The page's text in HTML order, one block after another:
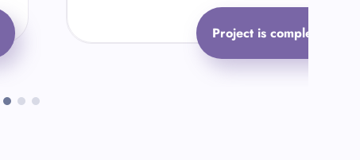
mücadeleye dikkat çeken bir gün var: 15 Şubat
Çocukluk Çağı Kanseri Günü.Project is completed